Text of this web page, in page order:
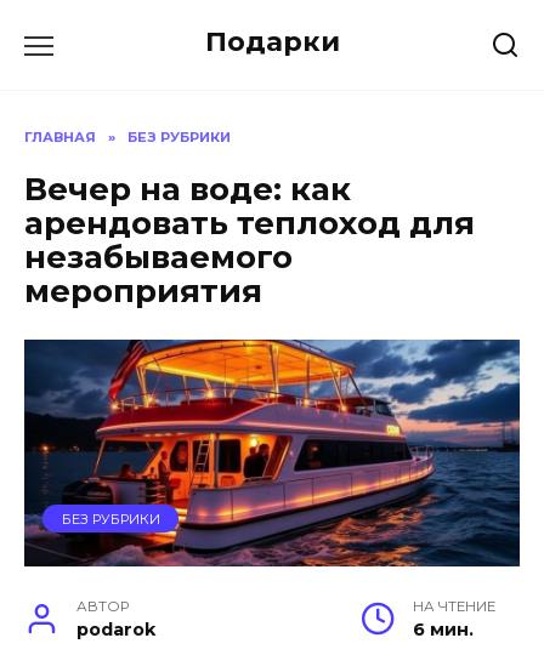
Подарки
ГЛАВНАЯ » БЕЗ РУБРИКИ
Вечер на воде: как
арендовать теплоход для
незабываемого
мероприятия
БЕЗ РУБРИКИ
АВТОР
podarok
НА ЧТЕНИЕ
6 мин.